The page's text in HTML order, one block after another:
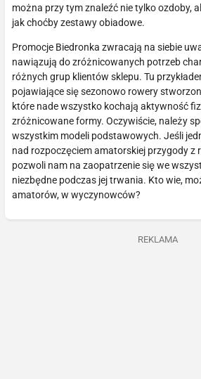
można przy tym znaleźć nie tylko ozdoby,
jak choćby zestawy obiadowe.
Promocje Biedronka zwracają na siebie
nawiązują do zróżnicowanych potrzeb
różnych grup klientów sklepu. Tu
pojawiające się sezonowo rowery
które nade wszystko kochają aktywność
zróżnicowane formy. Oczywiście, należy
wszystkim modeli podstawowych. Jeśli
nad rozpoczęciem amatorskiej przygody z
pozwoli nam na zaopatrzenie się we
niezbędne podczas jej trwania. Kto wie,
amatorów, w wyczynowców?
REKLAMA